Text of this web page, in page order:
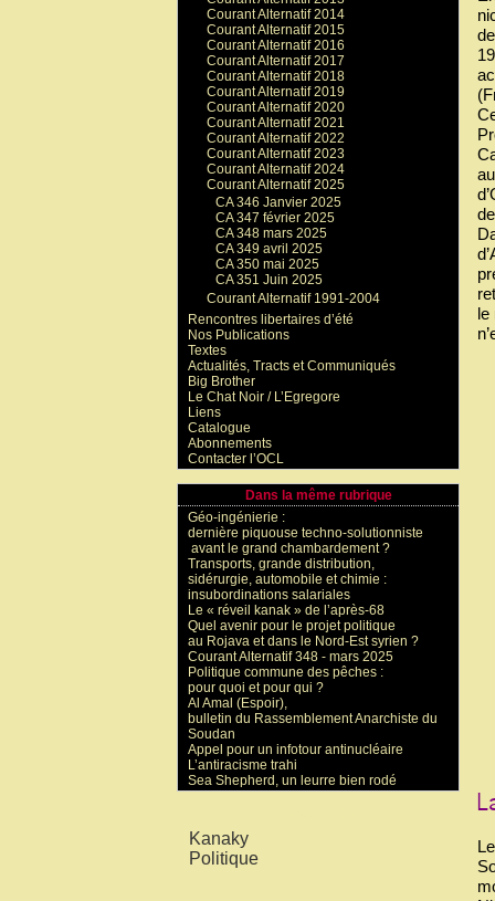
le
Courant Alternatif 2014
Courant Alternatif 2015
Courant Alternatif 2016
Courant Alternatif 2017
Courant Alternatif 2018
Courant Alternatif 2019
Courant Alternatif 2020
Courant Alternatif 2021
Courant Alternatif 2022
Courant Alternatif 2023
Courant Alternatif 2024
Courant Alternatif 2025
CA 346 Janvier 2025
CA 347 février 2025
CA 348 mars 2025
CA 349 avril 2025
CA 350 mai 2025
CA 351 Juin 2025
Courant Alternatif 1991-2004
Rencontres libertaires d’été
Nos Publications
Textes
Actualités, Tracts et Communiqués
Big Brother
Le Chat Noir / L’Egregore
Liens
Catalogue
Abonnements
Contacter l’OCL
Dans la même rubrique
Géo-ingénierie :
dernière piquouse techno-solutionniste
avant le grand chambardement ?
Transports, grande distribution,
sidérurgie, automobile et chimie :
insubordinations salariales
Le « réveil kanak » de l’après-68
Quel avenir pour le projet politique
au Rojava et dans le Nord-Est syrien ?
Courant Alternatif 348 - mars 2025
Politique commune des pêches :
pour quoi et pour qui ?
Al Amal (Espoir),
bulletin du Rassemblement Anarchiste du
Soudan
Appel pour un infotour antinucléaire
L’antiracisme trahi
Sea Shepherd, un leurre bien rodé
Kanaky
Politique